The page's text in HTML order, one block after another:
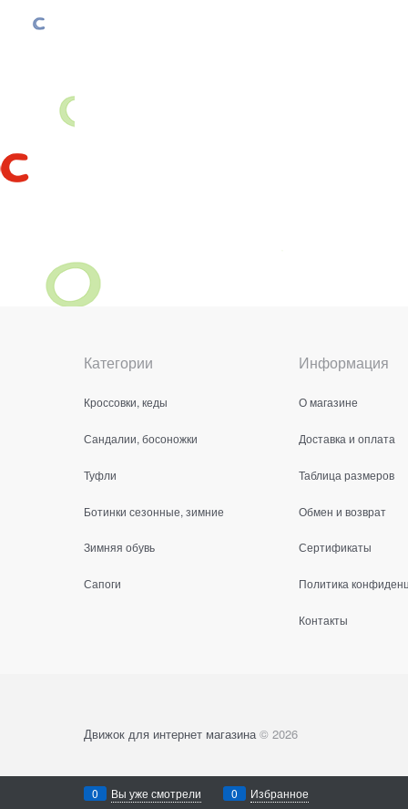
Категории
Кроссовки, кеды
Сандалии, босоножки
Туфли
Ботинки сезонные, зимние
Зимняя обувь
Сапоги
Информация
О магазине
Доставка и оплата
Таблица размеров
Обмен и возврат
Сертификаты
Политика
Контакты
Движок для интернет магазина © 2026
0 Вы уже смотрели 0 Избранное